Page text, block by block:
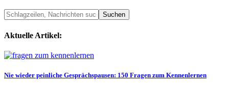
Aktuelle Artikel:
Nie wieder peinliche Gesprächspausen: 150 Fragen zum Kennenlernen